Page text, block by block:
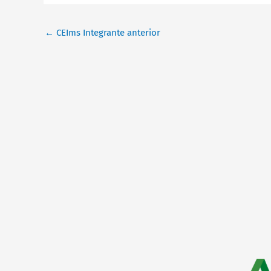
← CEIms Integrante anterior